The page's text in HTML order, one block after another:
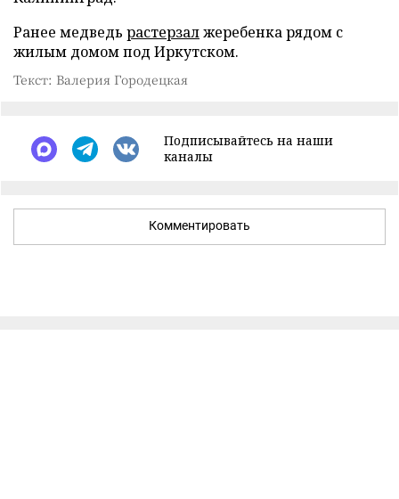
Ранее медведь растерзалжеребенка рядом с
жилым домом под Иркутском.
Текст: Валерия Городецкая
Подписывайтесь на наши
каналы
Комментировать